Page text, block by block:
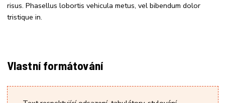
risus. Phasellus lobortis vehicula metus, vel bibendum dolor
tristique in.
Vlastní formátování